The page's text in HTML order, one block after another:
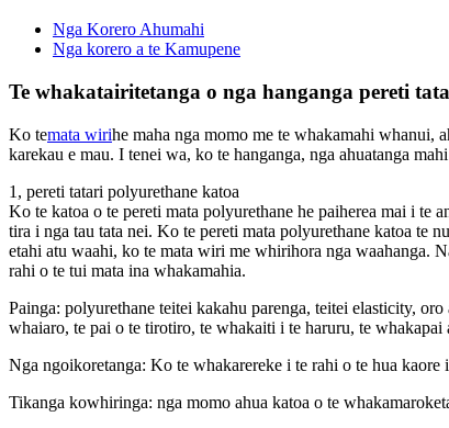
Nga Korero Ahumahi
Nga korero a te Kamupene
Te whakatairitetanga o nga hanganga pereti
Ko temata wirihe maha nga momo me te whakamahi whanui,
karekau e mau. I tenei wa, ko te hanganga, nga ahuatanga
1, pereti tatari polyurethane katoa
Ko te katoa o te pereti mata polyurethane he paiherea mai i
tira i nga tau tata nei. Ko te pereti mata polyurethane katoa te
etahi atu waahi, ko te mata wiri me whirihora nga waahanga.
rahi o te tui mata ina whakamahia.
Painga: polyurethane teitei kakahu parenga, teitei elasticity,
whaiaro, te pai o te tirotiro, te whakaiti i te haruru, te
Nga ngoikoretanga: Ko te whakarereke i te rahi o te hua
Tikanga kowhiringa: nga momo ahua katoa o te